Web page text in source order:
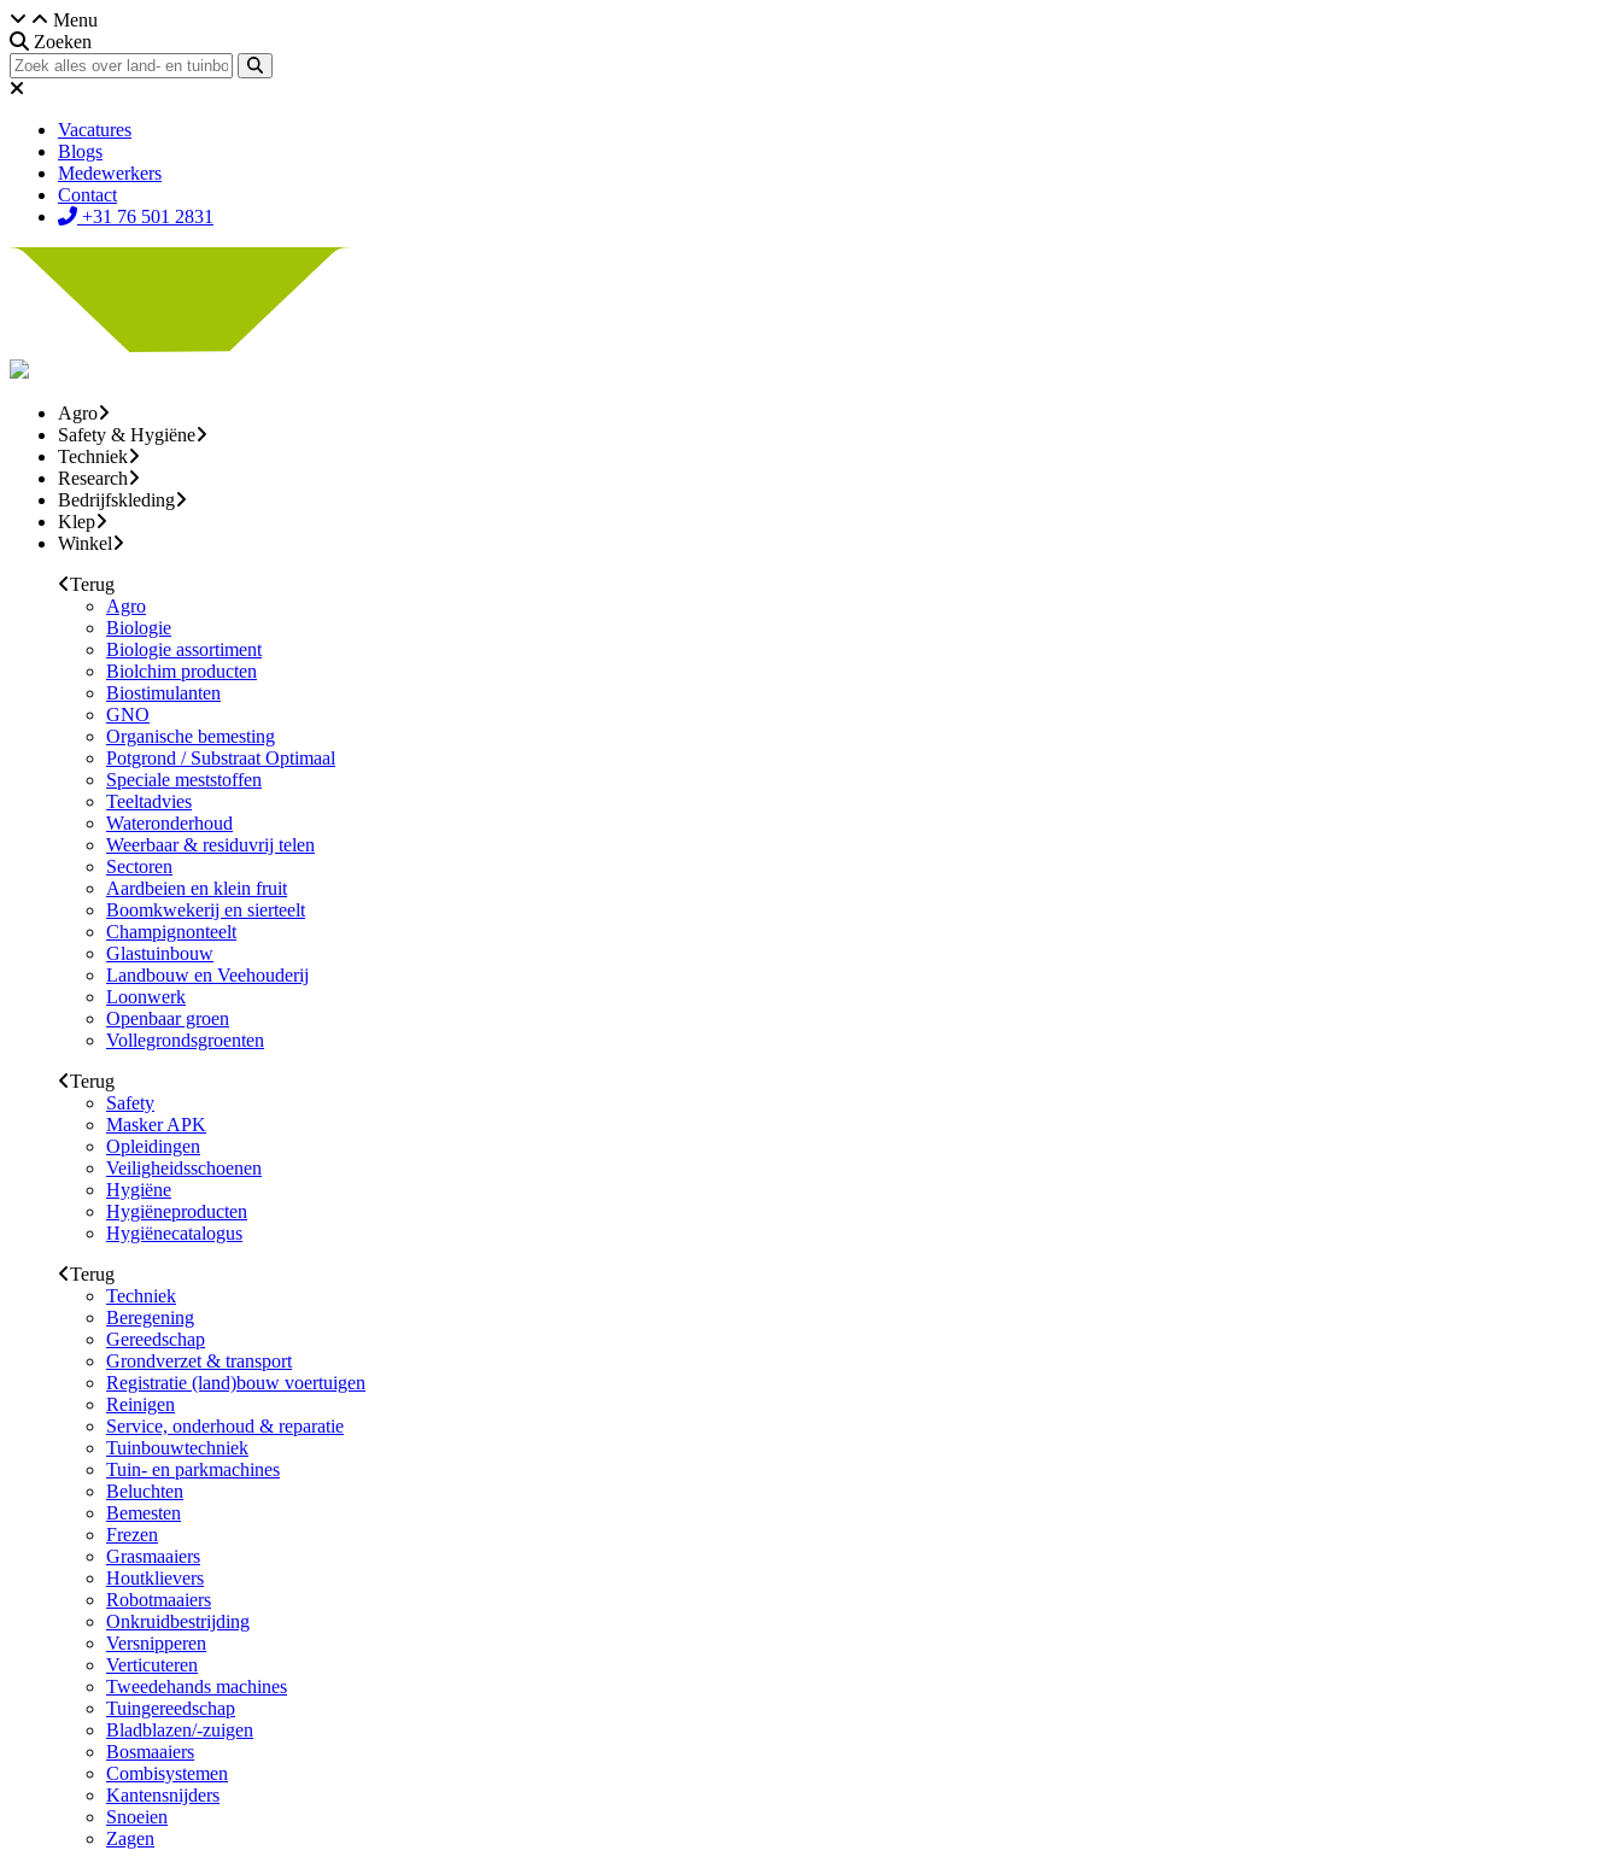
Menu
Zoeken
Vacatures
Blogs
Medewerkers
Contact
+31 76 501 2831
Agro
Safety & Hygiëne
Techniek
Research
Bedrijfskleding
Klep
Winkel
Terug
Agro
Biologie
Biologie assortiment
Biolchim producten
Biostimulanten
GNO
Organische bemesting
Potgrond / Substraat Optimaal
Speciale meststoffen
Teeltadvies
Wateronderhoud
Weerbaar & residuvrij telen
Sectoren
Aardbeien en klein fruit
Boomkwekerij en sierteelt
Champignonteelt
Glastuinbouw
Landbouw en Veehouderij
Loonwerk
Openbaar groen
Vollegrondsgroenten
Terug
Safety
Masker APK
Opleidingen
Veiligheidsschoenen
Hygiëne
Hygiëneproducten
Hygiënecatalogus
Terug
Techniek
Beregening
Gereedschap
Grondverzet & transport
Registratie (land)bouw voertuigen
Reinigen
Service, onderhoud & reparatie
Tuinbouwtechniek
Tuin- en parkmachines
Beluchten
Bemesten
Frezen
Grasmaaiers
Houtklievers
Robotmaaiers
Onkruidbestrijding
Versnipperen
Verticuteren
Tweedehands machines
Tuingereedschap
Bladblazen/-zuigen
Bosmaaiers
Combisystemen
Kantensnijders
Snoeien
Zagen